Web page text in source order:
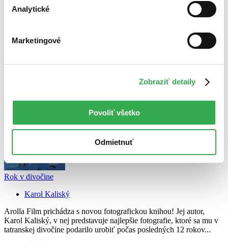
Analytické
Marketingové
Zobraziť detaily
Povoliť všetko
Odmietnuť
Najlacnejšie
Najvyššia zľava
Použité filtre
Rok v divočine
Karol Kaliský
Arolla Film prichádza s novou fotografickou knihou! Jej autor,
Karol Kaliský, v nej predstavuje najlepšie fotografie, ktoré sa mu v
tatranskej divočine podarilo urobiť počas posledných 12 rokov...